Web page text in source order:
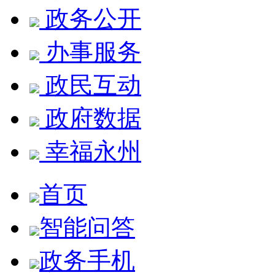
政务公开
办事服务
政民互动
政府数据
幸福永州
首页
智能问答
政务手机